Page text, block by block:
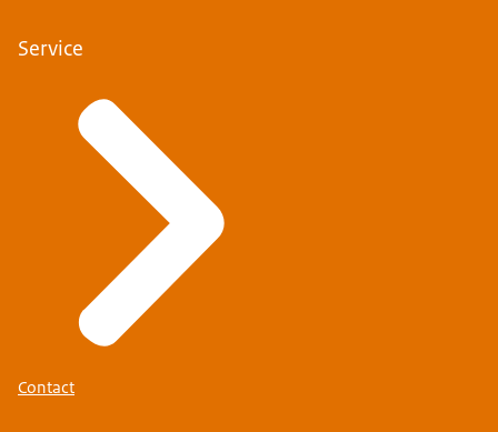
Service
Contact